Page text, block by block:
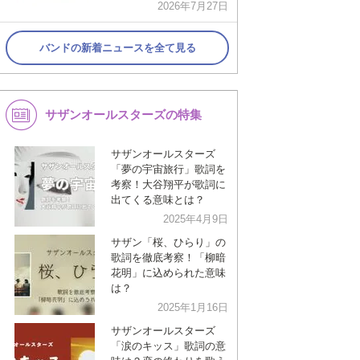
2026年7月27日
バンドの新着ニュースを全て見る
サザンオールスターズの特集
サザンオールスターズ
「夢の宇宙旅行」歌詞を
考察！大谷翔平が歌詞に
出てくる意味とは？
2025年4月9日
サザン「桜、ひらり」の
歌詞を徹底考察！「柳暗
花明」に込められた意味
は？
2025年1月16日
サザンオールスターズ
「涙のキッス」歌詞の意